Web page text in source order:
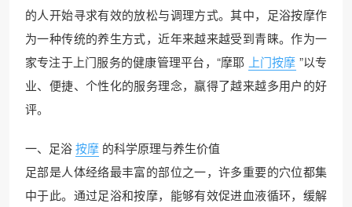
的人开始寻求有效的放松与调理方式。其中，足浴按摩作
为一种传统的养生方式，近年来越来越受到青睐。作为一
家专注于上门服务的健康管理平台，“摩耶 上门按摩 ”以专
业、便捷、个性化的服务理念，赢得了越来越多用户的好
评。
一、足浴按摩 的科学原理与养生价值
足部是人体经络最丰富的部位之一，许多重要的穴位都集
中于此。通过足浴和按摩，能够有效促进血液循环，缓解